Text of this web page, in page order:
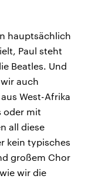
hauptsächlich
Paul steht
Beatles. Und
auch
West-Afrika
oder mit
all diese
kein typisches
großem Chor
wir die